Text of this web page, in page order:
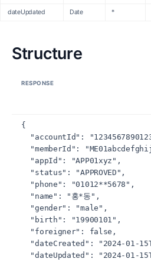
dateUpdated Date *
Structure
RESPONSE
{